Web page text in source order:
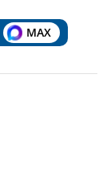
MAX